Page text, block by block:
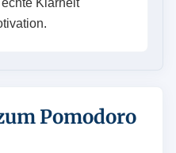
Pomodoro